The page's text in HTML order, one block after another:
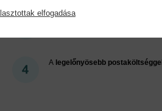
Kedvezmények,
A legelőnyösebb postaköltséggel
elfogadása